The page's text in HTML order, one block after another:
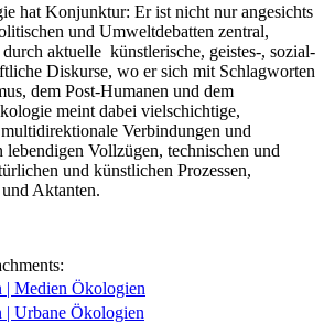
hat Konjunktur: Er ist nicht nur angesichts
und Umweltdebatten zentral,
aktuelle künstlerische, geistes-, sozial-
Diskurse, wo er sich mit Schlagworten
dem Post-Humanen und dem
meint dabei vielschichtige,
Verbindungen und
Vollzügen, technischen und
und künstlichen Prozessen,
Aktanten.
| Medien Ökologien
| Urbane Ökologien